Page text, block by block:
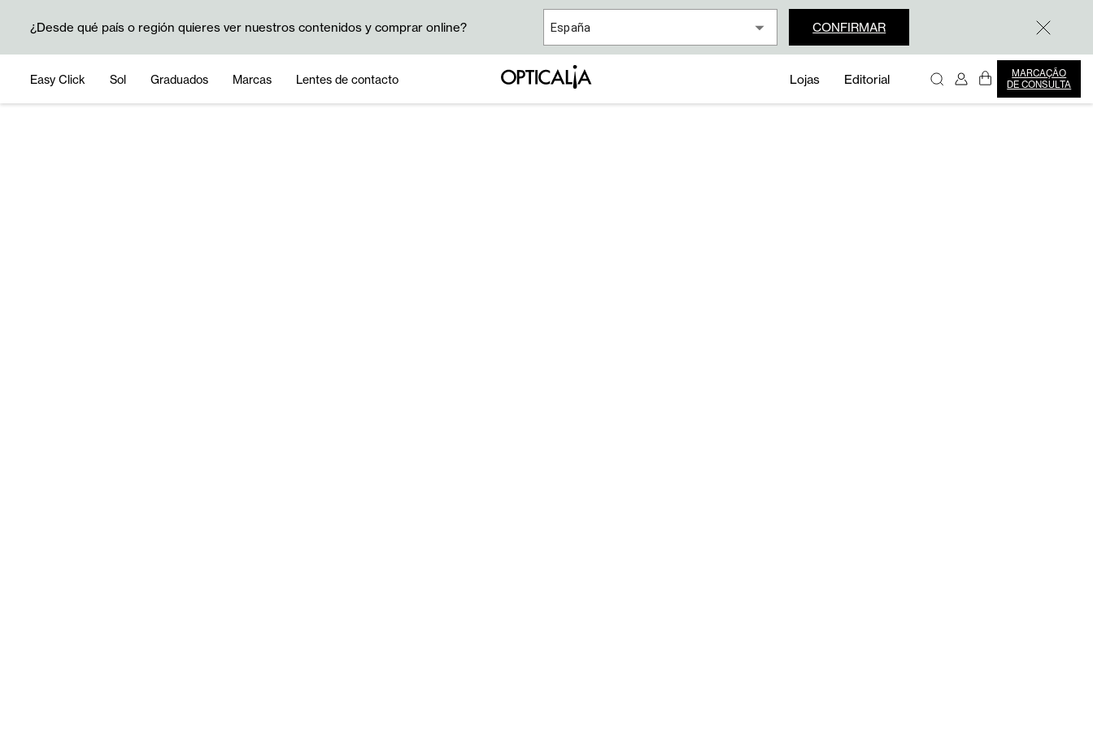
¿Desde qué país o región quieres ver nuestros contenidos y comprar online? España CONFIRMAR
Easy Click Sol Graduados Marcas Lentes de contacto Lojas Editorial
MARCAÇÃO
DE CONSULTA